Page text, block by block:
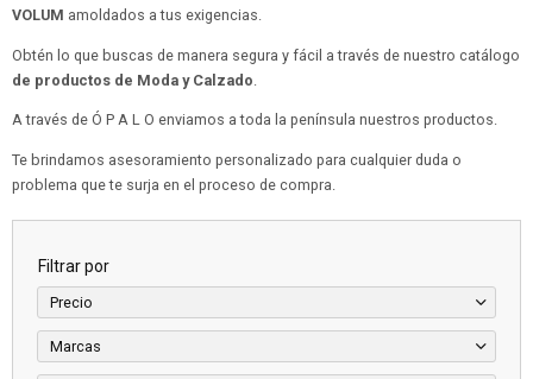
VOLUM amoldados a tus exigencias.
Obtén lo que buscas de manera segura y fácil a través de nuestro catálogo
de productos de Moda y Calzado
A través de Ó P A L O enviamos a toda la península nuestros productos.
Te brindamos asesoramiento personalizado para cualquier duda o
problema que te surja en el proceso de compra.
Filtrar por
Precio
Marcas